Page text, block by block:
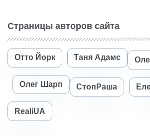
Страницы авторов сайта
Отто Йорк Таня Адамс
Олег Шарп СтопРаша
RealiUA